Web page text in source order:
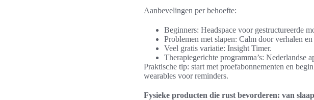
Aanbevelingen per behoefte:
Beginners: Headspace voor gestructureerde
Problemen met slapen: Calm door verhalen
Veel gratis variatie: Insight Timer.
Therapiegerichte programma’s: Nederlandse
Praktische tip: start met proefabonnementen en
wearables voor reminders.
Fysieke producten die rust bevorderen: van